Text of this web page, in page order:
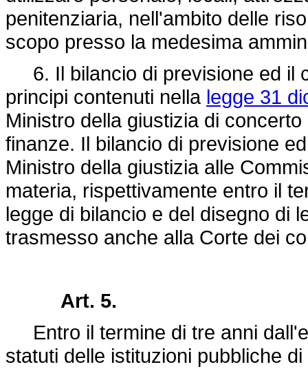
penitenziaria, nell'ambito delle
scopo presso la medesima
6. Il bilancio di previsione ed il
principi contenuti nella legge 31
Ministro della giustizia di
finanze. Il bilancio di previsione
Ministro della giustizia alle
materia, rispettivamente entro il
legge di bilancio e del disegno di
trasmesso anche alla Corte dei
Art. 5.
Entro il termine di tre anni
statuti delle istituzioni pubbliche